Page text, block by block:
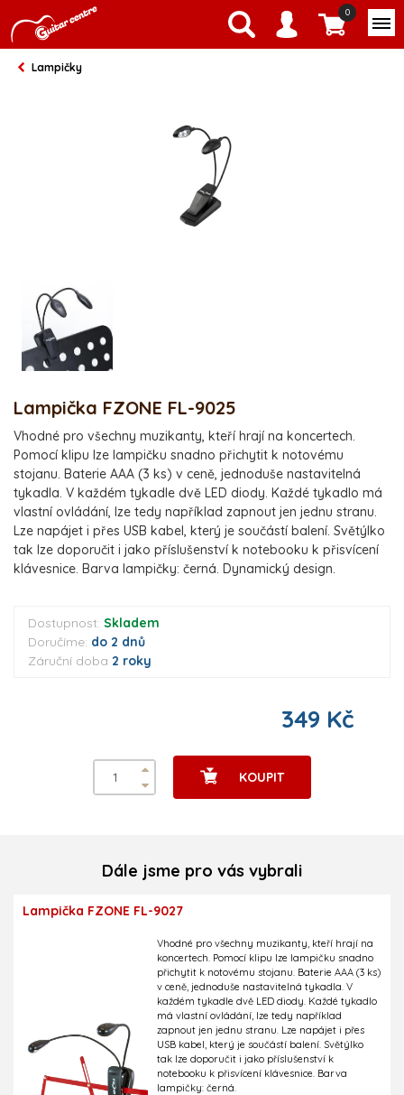
0
Lampičky
Lampička FZONE FL-9025
Vhodné pro všechny muzikanty, kteří hrají na koncertech.
Pomocí klipu lze lampičku snadno přichytit k notovému
stojanu. Baterie AAA (3 ks) v ceně, jednoduše nastavitelná
tykadla. V každém tykadle dvě LED diody. Každé tykadlo má
vlastní ovládání, lze tedy například zapnout jen jednu stranu.
Lze napájet i přes USB kabel, který je součástí balení. Světýlko
tak lze doporučit i jako příslušenství k notebooku k přisvícení
klávesnice. Barva lampičky: černá. Dynamický design.
Dostupnost: Skladem
Doručíme: do 2 dnů
Záruční doba 2 roky
349 Kč
KOUPIT
Dále jsme pro vás vybrali
Lampička FZONE FL-9027
Vhodné pro všechny muzikanty, kteří hrají na
koncertech. Pomocí klipu lze lampičku snadno
přichytit k notovému stojanu. Baterie AAA (3 ks)
v ceně, jednoduše nastavitelná tykadla. V
každém tykadle dvě LED diody. Každé tykadlo
má vlastní ovládání, lze tedy například
zapnout jen jednu stranu. Lze napájet i přes
USB kabel, který je součástí balení. Světýlko
tak lze doporučit i jako příslušenství k
notebooku k přisvícení klávesnice. Barva
lampičky: černá.